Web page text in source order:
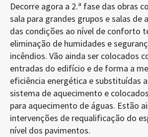
Decorre agora a 2.ª fase das obras
sala para grandes grupos e salas de
das condições ao nível de conforto
eliminação de humidades e
incêndios. Vão ainda ser colocados
entradas do edifício e de forma a
eficiência energética e substituídas
sistema de aquecimento e
para aquecimento de águas. Estão
intervenções de requalificação do
nível dos pavimentos.